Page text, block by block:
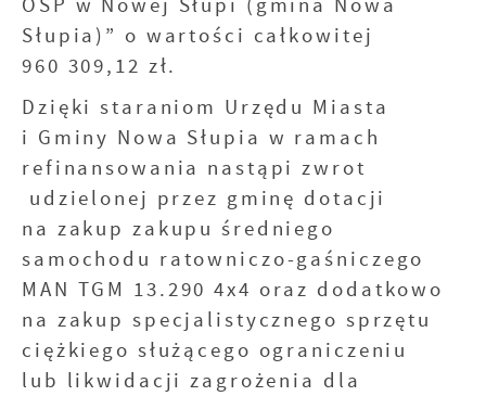
Słupia)” o wartości całkowitej
960 309,12 zł.
Dzięki staraniom Urzędu Miasta
i Gminy Nowa Słupia w ramach
refinansowania nastąpi zwrot
udzielonej przez gminę dotacji
na zakup zakupu średniego
samochodu ratowniczo-gaśniczego
MAN TGM 13.290 4x4 oraz dodatkowo
na zakup specjalistycznego sprzętu
ciężkiego służącego ograniczeniu
lub likwidacji zagrożenia dla
partnerami oraz innych dostawców usług.
Firmy te działają w charakterze pośredników
prezentujących nasze treści w postaci
wiadomości, ofert, komunikatów mediów
społecznościowych.